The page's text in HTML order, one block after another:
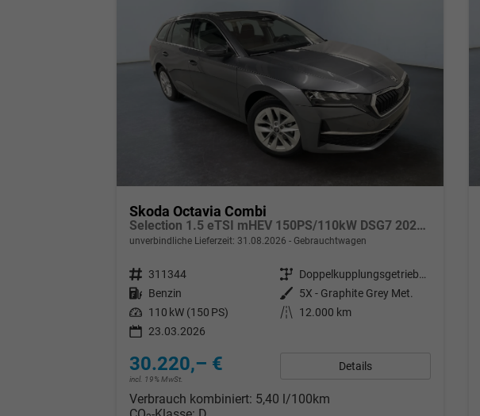
Skoda Octavia Combi
Selection 1.5 eTSI mHEV 150PS/110kW DSG7 2026 +AHK+SUNSET+3-ZONE+RFK+KESSY+EL.HECK+BHZ. LENKRAD
unverbindliche Lieferzeit: 31.08.2026 Gebrauchtwagen
Fahrzeugnr. 311344 Getriebe
Doppelkupplungsgetriebe (DSG)
Kraftstoff Benzin Außenfarbe
5X - Graphite Grey Met.
Leistung 110 kW (150 PS) Kilometerstand
12.000 km
23.03.2026
30.220,– €
incl. 19% MwSt.
Details
Verbrauch kombiniert: 5,40 l/100km